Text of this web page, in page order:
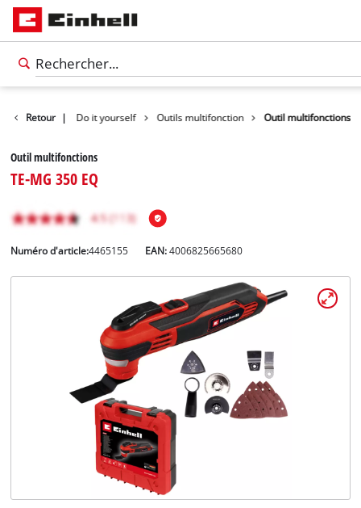
Deutsch
Retour |
Produits Do it yourself Outils multifonction Outil multifonctions
Outil multifonctions
TE-MG 350 EQ
Numéro d'article:4465155 EAN:4006825665680